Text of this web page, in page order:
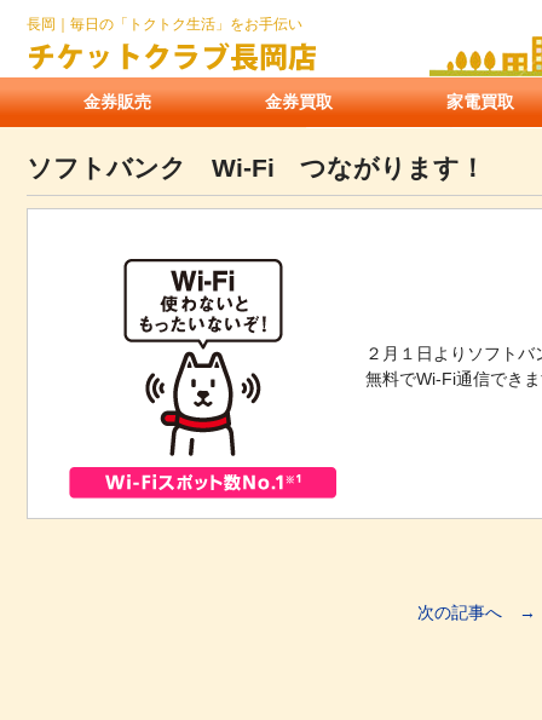
長岡｜毎日の「トクトク生活」をお手伝い
金券販売 金券買取 家電買取
ソフトバンク Wi-Fi つながります！
２月１日よりソフト
無料でWi-Fi通信でき
次の記事へ →